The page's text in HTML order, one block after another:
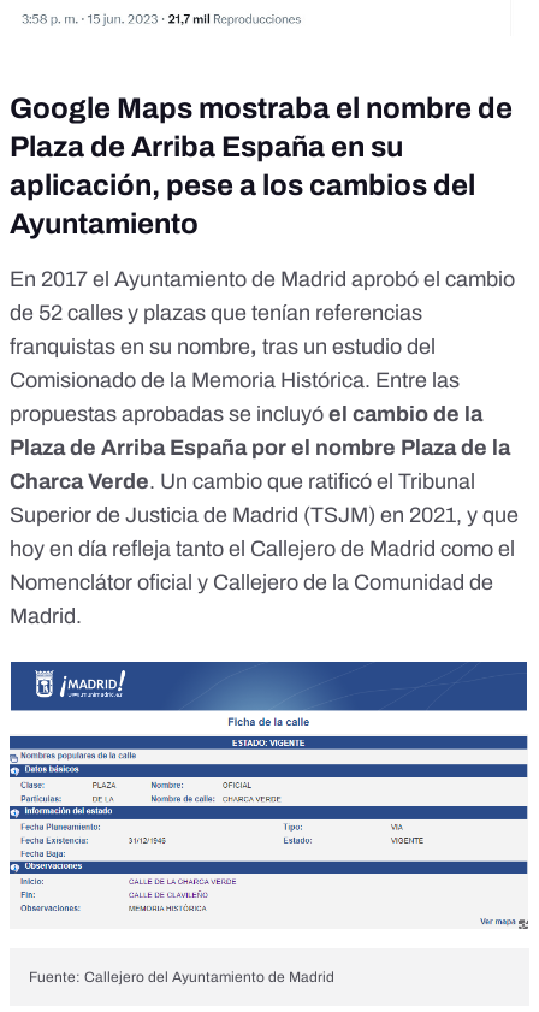
Google Maps mostraba el nombre de
Plaza de Arriba España en su
aplicación, pese a los cambios del
Ayuntamiento
En 2017 el Ayuntamiento de Madrid aprobó el cambio
de 52 calles y plazas que tenían referencias
franquistas en su nombre, tras un estudio del
Comisionado de la Memoria Histórica. Entre las
propuestas aprobadas se incluyó el cambio de la
Plaza de Arriba España por el nombre Plaza de la
Charca Verde. Un cambio que ratificó el Tribunal
Superior de Justicia de Madrid (TSJM) en 2021, y que
hoy en día refleja tanto el Callejero de Madrid como el
Nomenclátor oficial y Callejero de la Comunidad de
Madrid.
Fuente: Callejero del Ayuntamiento de Madrid